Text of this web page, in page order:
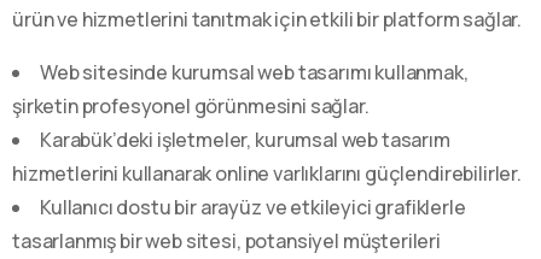
ürün ve hizmetlerini tanıtmak için etkili bir platform sağlar.
Web sitesinde kurumsal web tasarımı kullanmak,
şirketin profesyonel görünmesini sağlar.
Karabük’deki işletmeler, kurumsal web tasarım
hizmetlerini kullanarak online varlıklarını güçlendirebilirler.
Kullanıcı dostu bir arayüz ve etkileyici grafiklerle
tasarlanmış bir web sitesi, potansiyel müşterileri